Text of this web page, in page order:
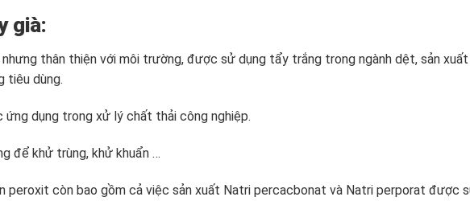
già:
nhưng thân thiện với môi trường, được sử dụng tẩy trắng trong ngành dệt, sản
tiêu dùng.
dụng trong xử lý chất thải công nghiệp.
để khử trùng, khử khuẩn …
peroxit còn bao gồm cả việc sản xuất Natri percacbonat và Natri perporat được